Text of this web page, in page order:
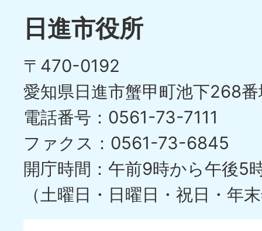
日進市役所
〒470-0192
愛知県日進市蟹甲町池下268
電話番号：0561-73-7111
ファクス：0561-73-6845
開庁時間：午前9時から午後5
（土曜日・日曜日・祝日・年